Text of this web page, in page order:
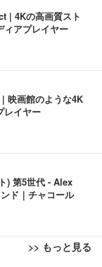
| 4Kの高画質スト
ィアプレイヤー
映画館のような4K
レイヤー
) 第5世代 - Alex
ド｜チャコール
>> もっと見る